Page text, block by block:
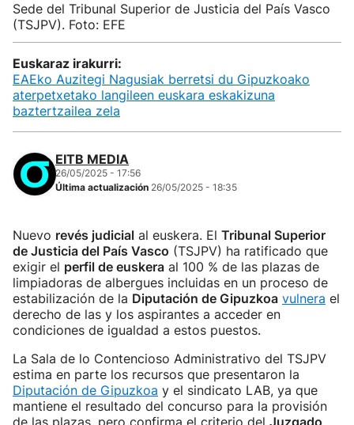
Sede del Tribunal Superior de Justicia del País Vasco
(TSJPV). Foto: EFE
Euskaraz irakurri:
EAEko Auzitegi Nagusiak berretsi du Gipuzkoako
aterpetxetako langileen euskara eskakizuna
baztertzailea zela
EITB MEDIA
26/05/2025 - 17:56
Última actualización 26/05/2025 - 18:35
Nuevo revés judicial al euskera. El Tribunal Superior
de Justicia del País Vasco (TSJPV) ha ratificado que
exigir el perfil de euskera al 100 % de las plazas de
limpiadoras de albergues incluidas en un proceso de
estabilización de la Diputación de Gipuzkoa vulnera el
derecho de las y los aspirantes a acceder en
condiciones de igualdad a estos puestos.
La Sala de lo Contencioso Administrativo del TSJPV
estima en parte los recursos que presentaron la
Diputación de Gipuzkoa y el sindicato LAB, ya que
mantiene el resultado del concurso para la provisión
de las plazas, pero confirma el criterio del Juzgado